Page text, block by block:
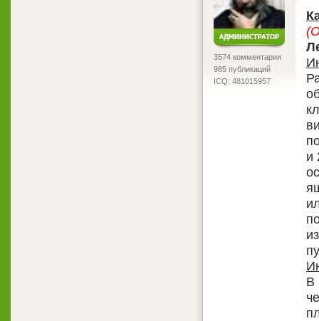
3574 комментария
985 публикаций
ICQ: 481015957
и
В